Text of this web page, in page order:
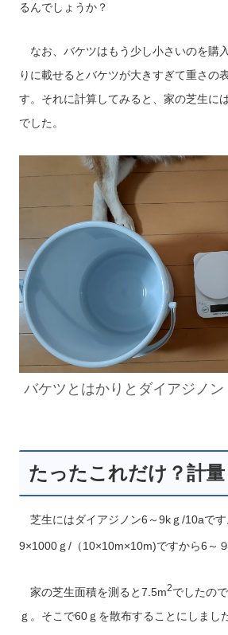
るんでしょうか？
なお、バケツはもう少し小さいのを購
りに載せるとバケツが大きすぎて重さの
す。それに計算してみると、家の芝生に
でした。
バケツとはかりとダイアジノン
たったこれだけ？計
芝生にはダイアジノン6～9kｇ/10aです
9×1000ｇ/（10×10m×10m)ですから6～
家の芝生面積を測ると7.5m2でしたの
ｇ。そこで60ｇを散布することにしまし